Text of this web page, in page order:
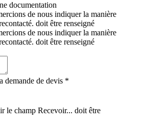
documentation
de nous indiquer la manière
doit être renseigné
de nous indiquer la manière
doit être renseigné
demande de devis *
le champ Recevoir... doit être